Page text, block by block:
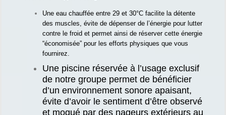
Une eau chauffée entre 29 et 30°C facilite la détente
des muscles, évite de dépenser de l’énergie pour lutter
contre le froid et permet ainsi de réserver cette énergie
“économisée” pour les efforts physiques que vous
fournirez.
Une piscine réservée à l’usage exclusif
de notre groupe permet de bénéficier
d’un environnement sonore apaisant,
évite d’avoir le sentiment d’être observé
et moqué par des nageurs extérieurs au